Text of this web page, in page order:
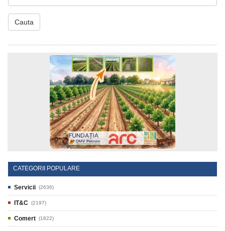
Cauta
CATEGORII POPULARE
Servicii (2636)
IT&C (2197)
Comert (1822)